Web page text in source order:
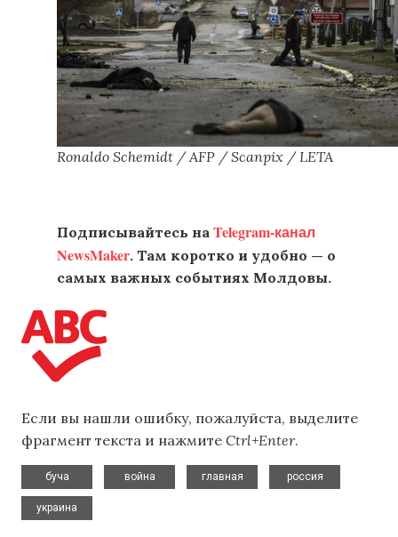
Ronaldo Schemidt / AFP / Scanpix / LETA
Подписывайтесь на Telegram-канал
NewsMaker. Там коротко и удобно — о
самых важных событиях Молдовы.
Если вы нашли ошибку, пожалуйста, выделите
фрагмент текста и нажмите Ctrl+Enter.
буча
война
главная
россия
украина